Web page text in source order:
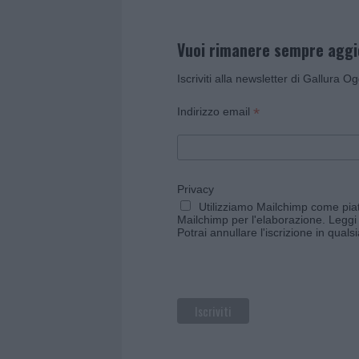
Vuoi rimanere sempre
Iscriviti alla newsletter di Gallura
Indirizzo email *
Privacy
Utilizziamo Mailchimp come
Mailchimp per l'elaborazione.
Potrai annullare l'iscrizione in